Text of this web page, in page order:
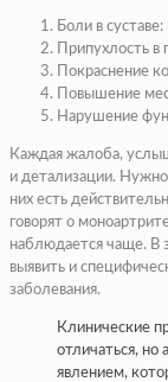
Боли в
Припухлость
Покраснение
Повышение
Нарушение
Каждая жалоба,
и детализации.
них есть
говорят о
наблюдается чаще. В
выявить и
заболевания.
Клинические
отличаться, но
явлением,